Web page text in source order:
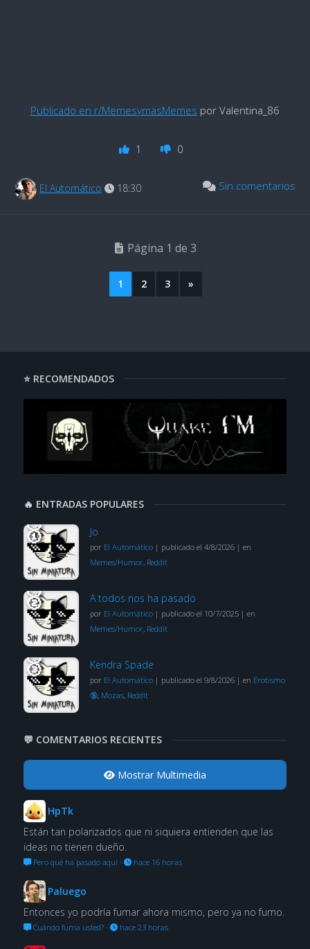
Publicado en r/MemesymasMemes por Valentina_86
1 0
El Automático 18:30 Sin comentarios
Página 1 de 3
1 2 3 »
⭐ RECOMENDADOS
🔥 ENTRADAS POPULARES
Jo
por El Automático| publicado el 4/8/2026| en
Memes/Humor, Reddit
A todos nos ha pasado
por El Automático| publicado el 10/7/2025| en
Memes/Humor, Reddit
Kendra Spade
por El Automático| publicado el 9/8/2026| en Erotismo
🔞, Mozas, Reddit
💬 COMENTARIOS RECIENTES
Mostrar Multimedia
HpTk
Están tan polarizados que ni siquiera entienden que las
ideas no tienen dueño.
Pero qué ha pasado aquí· hace 16 horas
Paluego
Entonces yo podría fumar ahora mismo, pero ya no fumo.
Cuándo fuma usted?· hace 23 horas